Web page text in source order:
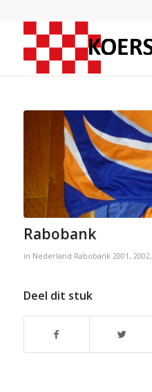
Rabobank
in Nederland Rabobank 2001, 2002,
Deel dit stuk